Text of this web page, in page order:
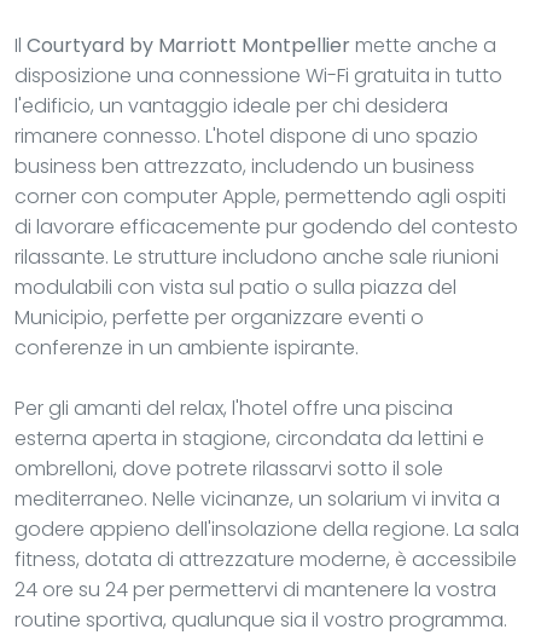
Il Courtyard by Marriott Montpellier mette anche a
disposizione una connessione Wi-Fi gratuita in tutto
l'edificio, un vantaggio ideale per chi desidera
rimanere connesso. L'hotel dispone di uno spazio
business ben attrezzato, includendo un business
corner con computer Apple, permettendo agli ospiti
di lavorare efficacemente pur godendo del contesto
rilassante. Le strutture includono anche sale riunioni
modulabili con vista sul patio o sulla piazza del
Municipio, perfette per organizzare eventi o
conferenze in un ambiente ispirante.
Per gli amanti del relax, l'hotel offre una piscina
esterna aperta in stagione, circondata da lettini e
ombrelloni, dove potrete rilassarvi sotto il sole
mediterraneo. Nelle vicinanze, un solarium vi invita a
godere appieno dell'insolazione della regione. La sala
fitness, dotata di attrezzature moderne, è accessibile
24 ore su 24 per permettervi di mantenere la vostra
routine sportiva, qualunque sia il vostro programma.